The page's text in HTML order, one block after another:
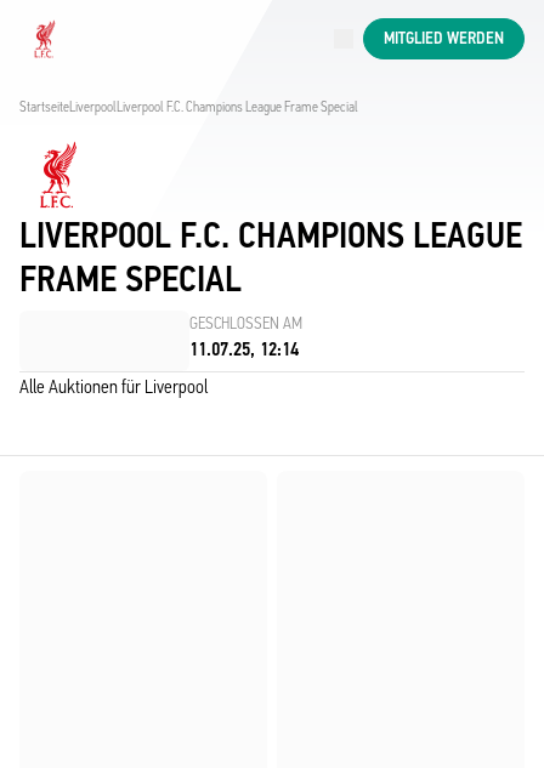
Now live
MITGLIED WERDEN
StartseiteLiverpoolLiverpool F.C. Champions League Frame Special
LIVERPOOL F.C. CHAMPIONS LEAGUE
FRAME SPECIAL
GESCHLOSSEN AM
11.07.25, 12:14
Alle Auktionen für Liverpool